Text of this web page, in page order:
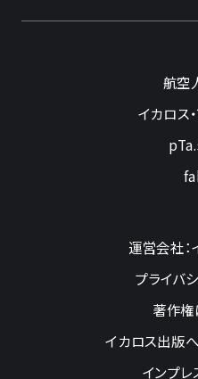
航空
イカロス
運営会社
プライバ
著作権
イカロス出版
インプレ